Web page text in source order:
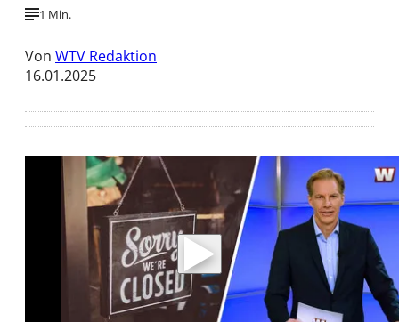
1 Min.
Von WTV Redaktion
16.01.2025
Mit der Wiedergabe dieses Videos werden
Daten an Youtube übertragen.
Hinweise dazu erhalten Sie in der Datenschutzerklärung
Akzeptieren